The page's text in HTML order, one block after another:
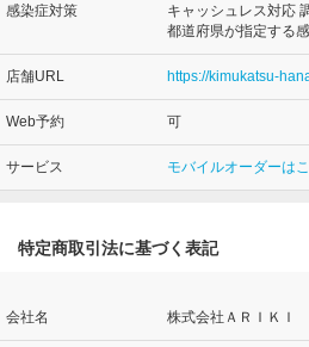
感染症対策
キャッシュレス対応
都道府県が指定する
店舗URL https://kimukatsu-
Web予約 可
サービス モバイルオーダーは
特定商取引法に基づく表記
会社名 株式会社ＡＲＩＫＩ